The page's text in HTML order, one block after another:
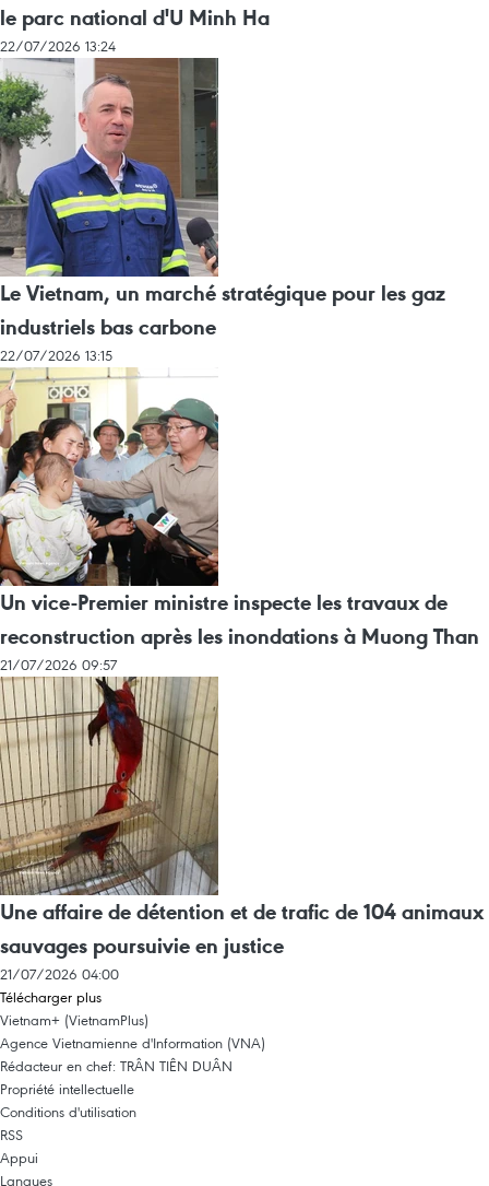
le parc national d'U Minh Ha
22/07/2026 13:24
Le Vietnam, un marché stratégique pour les gaz
industriels bas carbone
22/07/2026 13:15
Un vice-Premier ministre inspecte les travaux de
reconstruction après les inondations à Muong Than
21/07/2026 09:57
Une affaire de détention et de trafic de 104 animaux
sauvages poursuivie en justice
21/07/2026 04:00
Télécharger plus
Vietnam+ (VietnamPlus)
Agence Vietnamienne d'Information (VNA)
Rédacteur en chef: TRÂN TIÊN DUÂN
Propriété intellectuelle
Conditions d'utilisation
RSS
Appui
Langues